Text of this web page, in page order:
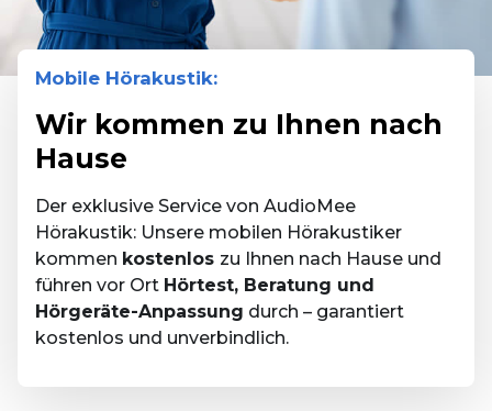
Mobile Hörakustik:
Wir kommen zu Ihnen nach
Hause
Der exklusive Service von AudioMee
Hörakustik: Unsere mobilen Hörakustiker
kommen kostenlos zu Ihnen nach Hause und
führen vor Ort Hörtest, Beratung und
Hörgeräte-Anpassung durch – garantiert
kostenlos und unverbindlich.